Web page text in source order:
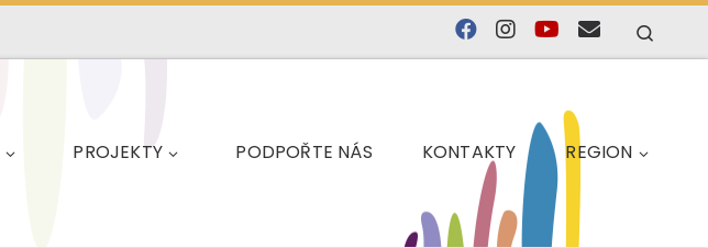
PROJEKTY PODPOŘTE NÁS KONTAKTY REGION